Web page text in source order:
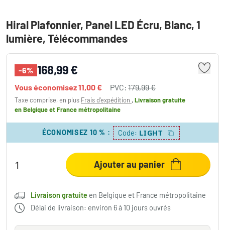
Hiral Plafonnier, Panel LED Écru, Blanc, 1
lumière, Télécommandes
-6% 168,99 €
Vous économisez11,00 € PVC: 179,99 €
Taxe comprise, en plus Frais d'expédition ,Livraison gratuite
en Belgique et France métropolitaine
ÉCONOMISEZ 10 % : Code: LIGHT
Ajouter au panier
Livraison gratuite en Belgique et France métropolitaine
Délai de livraison: environ 6 à 10 jours ouvrés